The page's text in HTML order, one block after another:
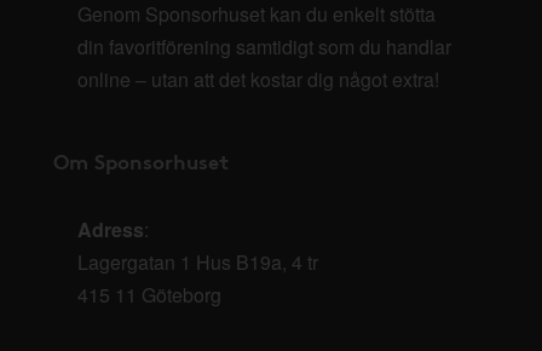
Genom Sponsorhuset kan du enkelt stötta
din favoritförening samtidigt som du handlar
online – utan att det kostar dig något extra!
Om Sponsorhuset
Adress:
Lagergatan 1 Hus B19a, 4 tr
415 11 Göteborg